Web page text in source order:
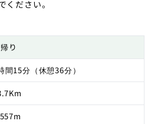
ください。
り
間15分（休憩36分）